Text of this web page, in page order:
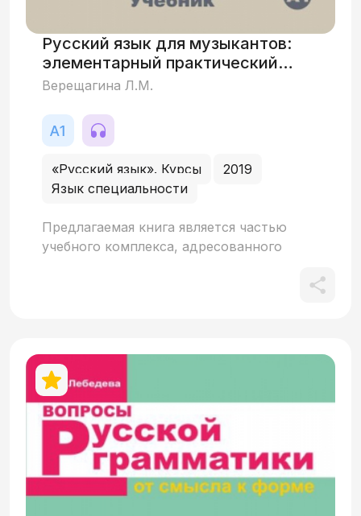
Русский язык для музыкантов:
элементарный практический
курс русского языка
Верещагина Л.М.
«Русский язык». Курсы
2019
Язык специальности
Предлагаемая книга является частью
учебного комплекса, адресованного
стремятся овладеть русским языком для
профессионального общения. Учебный
комплекс обеспечивает формирование
речевых навыков и языковой
компетенции в объёме уровня А1.
Состоит из двух книг: учебника и
рабочей тетради. Учебник включает 14
уроков и предназначен для занятий под